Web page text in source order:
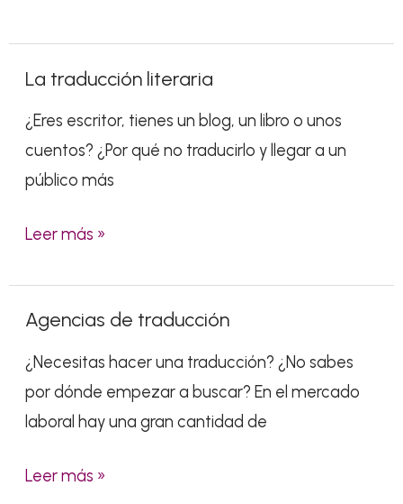
La traducción literaria
¿Eres escritor, tienes un blog, un libro o unos
cuentos? ¿Por qué no traducirlo y llegar a un
público más
La
traducción
literaria
Leer más »
Agencias de traducción
¿Necesitas hacer una traducción? ¿No sabes
por dónde empezar a buscar? En el mercado
laboral hay una gran cantidad de
Agencias
de
traducción
Leer más »